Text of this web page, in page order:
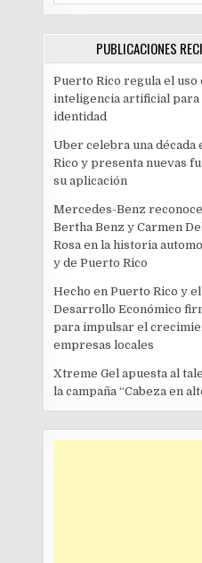
PUBLICACIONES
Puerto Rico regula el uso
inteligencia artificial
identidad
Uber celebra una década
Rico y presenta nuevas
su aplicación
Mercedes-Benz
Bertha Benz y Carmen
Rosa en la historia
y de Puerto Rico
Hecho en Puerto Rico y el
Desarrollo Económico
para impulsar el
empresas locales
Xtreme Gel apuesta al
la campaña “Cabeza en